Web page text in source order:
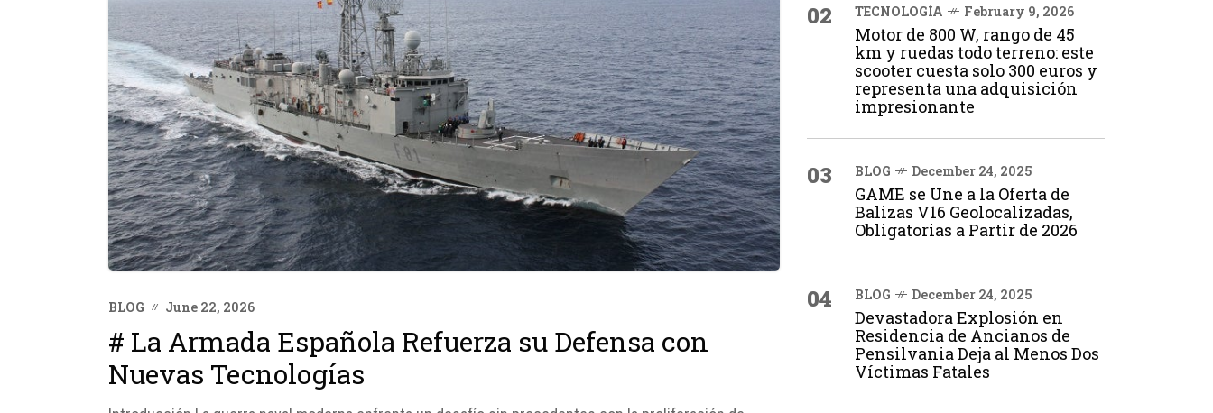
BLOG June 22, 2026
# La Armada Española Refuerza su Defensa con
Nuevas Tecnologías
02 TECNOLOGÍA February 9, 2026
Motor de 800 W, rango de 45
km y ruedas todo terreno: este
scooter cuesta solo 300 euros y
representa una adquisición
impresionante
03 BLOG December 24, 2025
GAME se Une a la Oferta de
Balizas V16 Geolocalizadas,
Obligatorias a Partir de 2026
04 BLOG December 24, 2025
Devastadora Explosión en
Residencia de Ancianos de
Pensilvania Deja al Menos Dos
Víctimas Fatales